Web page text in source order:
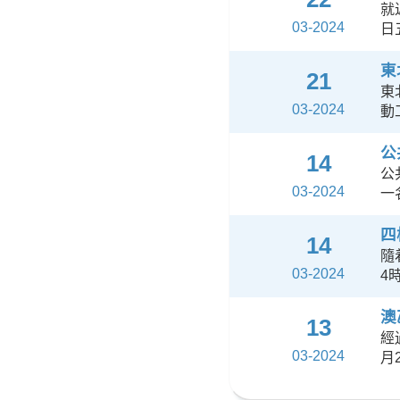
03-2024
就
21
03-2024
東
東
動
14
03-2024
公
公
一
14
03-2024
隨
4
13
03-2024
澳
經
月